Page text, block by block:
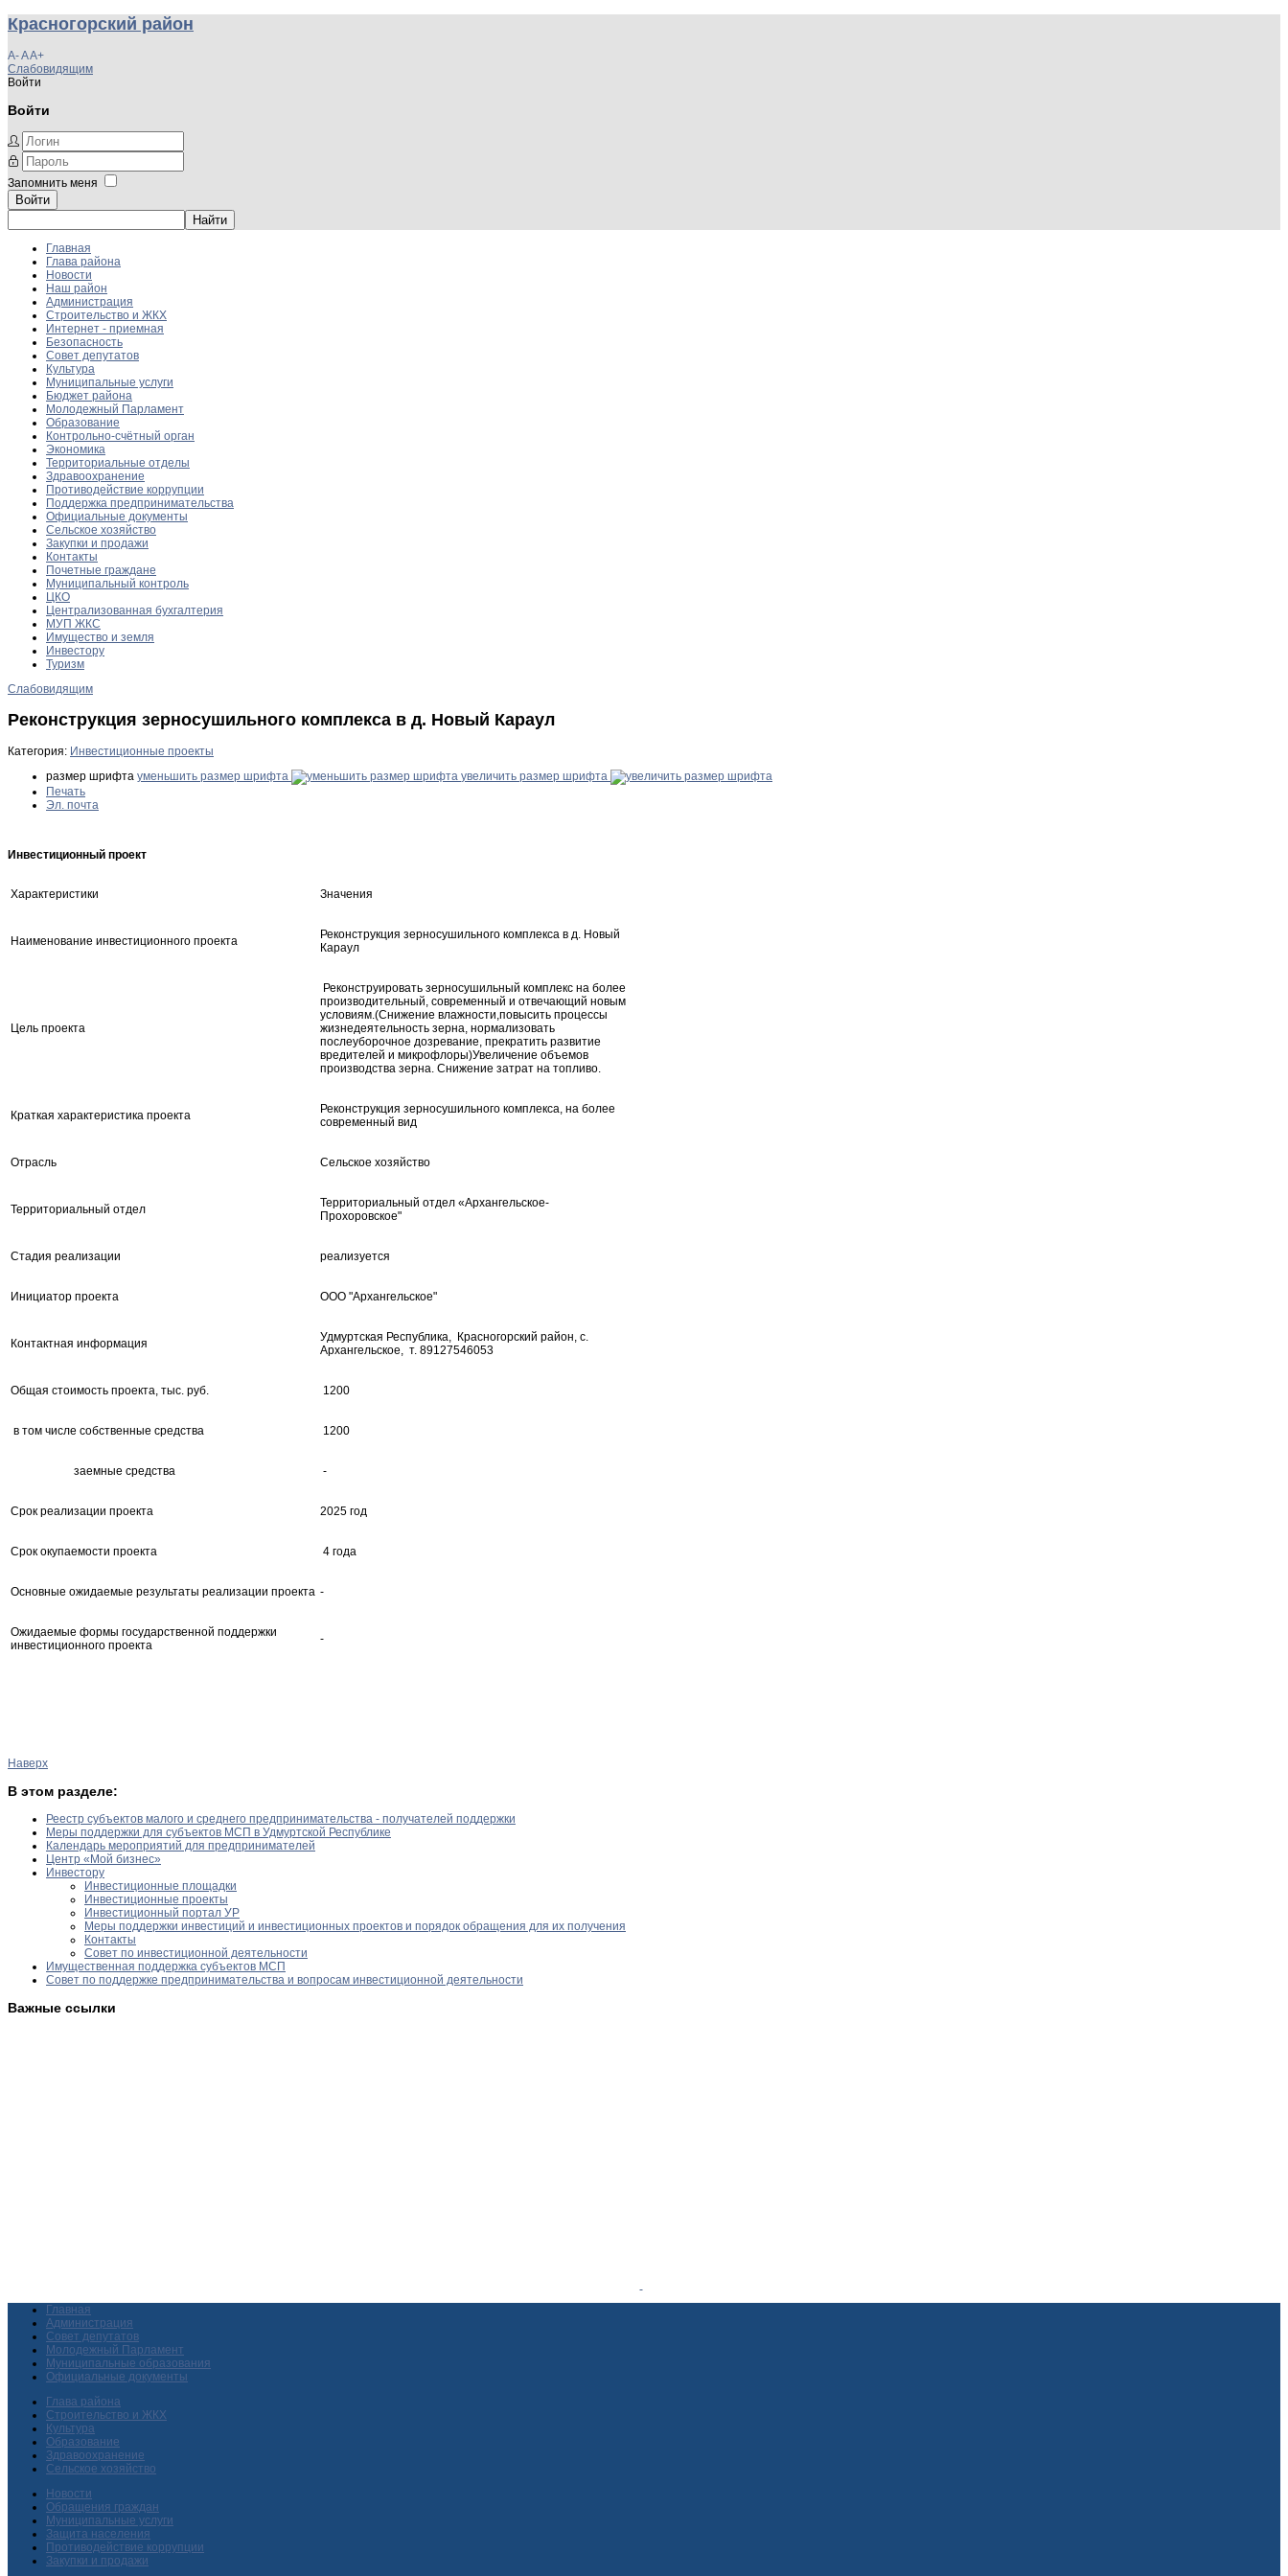
Красногорский район
A-AA+
Слабовидящим
Войти
Войти
Запомнить меня
Войти
Главная
Глава района
Новости
Наш район
Администрация
Строительство и ЖКХ
Интернет - приемная
Безопасность
Совет депутатов
Культура
Муниципальные услуги
Бюджет района
Молодежный Парламент
Образование
Контрольно-счётный орган
Экономика
Территориальные отделы
Здравоохранение
Противодействие коррупции
Поддержка предпринимательства
Официальные документы
Сельское хозяйство
Закупки и продажи
Контакты
Почетные граждане
Муниципальный контроль
ЦКО
Централизованная бухгалтерия
МУП ЖКС
Имущество и земля
Инвестору
Туризм
Слабовидящим
Реконструкция зерносушильного комплекса в д. Новый Караул
Категория: Инвестиционные проекты
размер шрифта уменьшить размер шрифта
увеличить размер шрифта
Печать
Эл. почта
Инвестиционный проект
Характеристики Значения
Наименование инвестиционного проекта
Реконструкция зерносушильного комплекса в д. Новый
Караул
Цель проекта
Реконструировать зерносушильный комплекс на более
производительный, современный и отвечающий новым
условиям.(Снижение влажности,повысить процессы
жизнедеятельность зерна, нормализовать
послеуборочное дозревание, прекратить развитие
вредителей и микрофлоры)Увеличение объемов
производства зерна. Снижение затрат на топливо.
Краткая характеристика проекта
Реконструкция зерносушильного комплекса, на более
современный вид
Отрасль Сельское хозяйство
Территориальный отдел
Территориальный отдел «Архангельское-
Прохоровское"
Стадия реализации реализуется
Инициатор проекта ООО "Архангельское"
Контактная информация
Удмуртская Республика, Красногорский район, с.
Архангельское, т. 89127546053
Общая стоимость проекта, тыс. руб. 1200
в том числе собственные средства 1200
заемные средства -
Срок реализации проекта 2025 год
Срок окупаемости проекта 4 года
Основные ожидаемые результаты реализации проекта -
Ожидаемые формы государственной поддержки
инвестиционного проекта
-
Наверх
В этом разделе:
Реестр субъектов малого и среднего предпринимательства - получателей поддержки
Меры поддержки для субъектов МСП в Удмуртской Республике
Календарь мероприятий для предпринимателей
Центр «Мой бизнес»
Инвестору
Инвестиционные площадки
Инвестиционные проекты
Инвестиционный портал УР
Меры поддержки инвестиций и инвестиционных проектов и порядок обращения для их получения
Контакты
Совет по инвестиционной деятельности
Имущественная поддержка субъектов МСП
Совет по поддержке предпринимательства и вопросам инвестиционной деятельности
Важные ссылки
Главная
Администрация
Совет депутатов
Молодежный Парламент
Муниципальные образования
Официальные документы
Глава района
Строительство и ЖКХ
Культура
Образование
Здравоохранение
Сельское хозяйство
Новости
Обращения граждан
Муниципальные услуги
Защита населения
Противодействие коррупции
Закупки и продажи